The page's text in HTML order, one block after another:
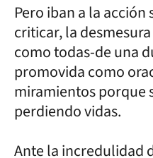
Pero iban a la
criticar, la
como todas-de una
promovida como
miramientos porque
perdiendo vidas.
Ante la incredulidad